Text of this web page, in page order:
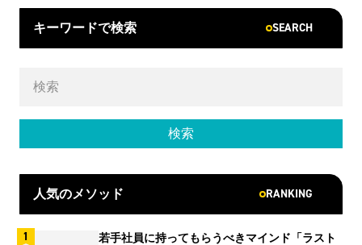
キーワードで検索 SEARCH
人気のメソッド RANKING
若手社員に持ってもらうべきマインド「ラスト